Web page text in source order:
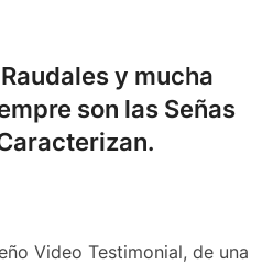
y mucha
son las Señas
Video Testimonial, de una